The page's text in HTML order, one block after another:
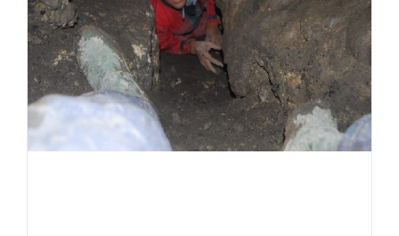
‘Grande’
Rocco
Papaleo,
attore
‘resiliente’